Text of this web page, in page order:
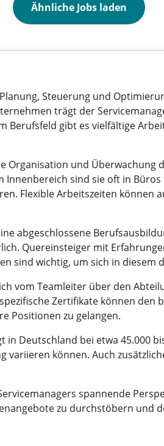
Ähnliche Jobs laden
Steuerung und
trägt der
gibt es vielfältige
Organisation und Überwachung
Innenbereich sind sie oft in
Flexible Arbeitszeiten können
abgeschlossene
Quereinsteiger mit
sind wichtig, um sich in diesem
vom Teamleiter über den
Zertifikate können
Positionen zu gelangen.
Deutschland bei etwa 45.000
können. Auch
spannende
zu durchstöbern und